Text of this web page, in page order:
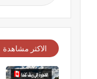
الاكثر مشاهدة